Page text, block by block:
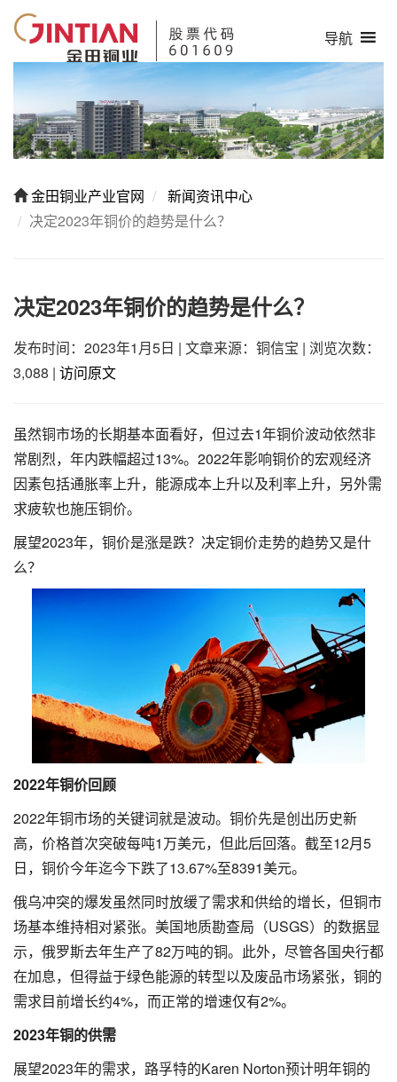
导航
金田铜业产业官网
新闻资讯中心
决定2023年铜价的趋势是什么？
决定2023年铜价的趋势是什么？
发布时间：2023年1月5日 | 文章来源：铜信宝 | 浏览次数：
3,088 | 访问原文
虽然铜市场的长期基本面看好，但过去1年铜价波动依然非
常剧烈，年内跌幅超过13%。2022年影响铜价的宏观经济
因素包括通胀率上升，能源成本上升以及利率上升，另外需
求疲软也施压铜价。
展望2023年，铜价是涨是跌？决定铜价走势的趋势又是什
么？
2022年铜价回顾
2022年铜市场的关键词就是波动。铜价先是创出历史新
高，价格首次突破每吨1万美元，但此后回落。截至12月5
日，铜价今年迄今下跌了13.67%至8391美元。
俄乌冲突的爆发虽然同时放缓了需求和供给的增长，但铜市
场基本维持相对紧张。美国地质勘查局（USGS）的数据显
示，俄罗斯去年生产了82万吨的铜。此外，尽管各国央行都
在加息，但得益于绿色能源的转型以及废品市场紧张，铜的
需求目前增长约4%，而正常的增速仅有2%。
2023年铜的供需
展望2023年的需求，路孚特的Karen Norton预计明年铜的